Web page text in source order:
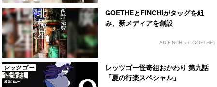
GOETHEとFINCHIがタッグを組
み、新メディアを創設
AD(FINCHI on GOETHE)
レッツゴー怪奇組おかわり 第九話
「夏の行楽スペシャル」